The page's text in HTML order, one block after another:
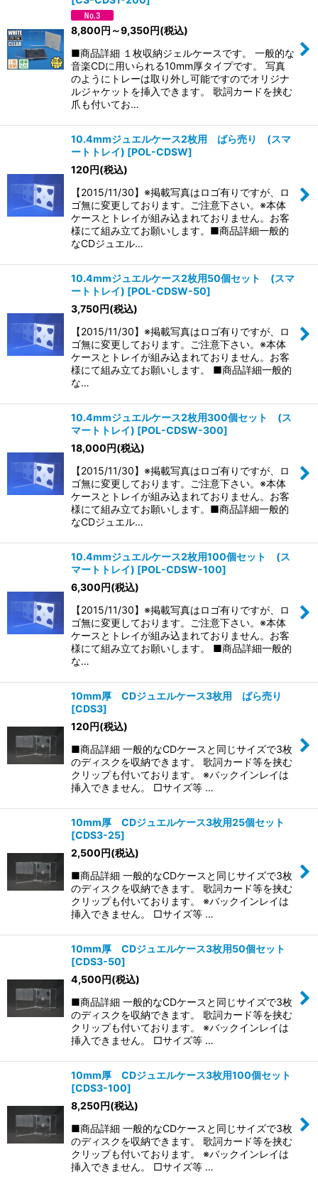
8,800 円 ～9,350 円(税込)
■商品詳細 １枚収納ジェルケースです。 一般的な
音楽CDに用いられる10mm厚タイプです。 写真
のようにトレーは取り外し可能ですのでオリジナ
ルジャケットを挿入できます。 歌詞カードを挟む
爪も付いてお…
10.4mmジュエルケース2枚用 ばら売り (スマ
ートトレイ) [POL-CDSW]
120 円(税込)
【2015/11/30】※掲載写真はロゴ有りですが、ロ
ゴ無に変更しております。ご注意下さい。※本体
ケースとトレイが組み込まれておりません。お客
様にて組み立てお願いします。■商品詳細一般的
なCDジュエル…
10.4mmジュエルケース2枚用50個セット (スマ
ートトレイ) [POL-CDSW-50]
3,750 円(税込)
【2015/11/30】※掲載写真はロゴ有りですが、ロ
ゴ無に変更しております。ご注意下さい。※本体
ケースとトレイが組み込まれておりません。お客
様にて組み立てお願いします。 ■商品詳細一般的
な…
10.4mmジュエルケース2枚用300個セット (ス
マートトレイ) [POL-CDSW-300]
18,000 円(税込)
【2015/11/30】※掲載写真はロゴ有りですが、ロ
ゴ無に変更しております。ご注意下さい。※本体
ケースとトレイが組み込まれておりません。お客
様にて組み立てお願いします。■商品詳細一般的
なCDジュエル…
10.4mmジュエルケース2枚用100個セット (ス
マートトレイ) [POL-CDSW-100]
6,300 円(税込)
【2015/11/30】※掲載写真はロゴ有りですが、ロ
ゴ無に変更しております。ご注意下さい。※本体
ケースとトレイが組み込まれておりません。お客
様にて組み立てお願いします。 ■商品詳細一般的
な…
10mm厚 CDジュエルケース3枚用 ばら売り
[CDS3]
120 円(税込)
■商品詳細 一般的なCDケースと同じサイズで3枚
のディスクを収納できます。 歌詞カード等を挟む
クリップも付いております。 ※バックインレイは
挿入できません。 □サイズ等 …
10mm厚 CDジュエルケース3枚用25個セット
[CDS3-25]
2,500 円(税込)
■商品詳細 一般的なCDケースと同じサイズで3枚
のディスクを収納できます。 歌詞カード等を挟む
クリップも付いております。 ※バックインレイは
挿入できません。 □サイズ等 …
10mm厚 CDジュエルケース3枚用50個セット
[CDS3-50]
4,500 円(税込)
■商品詳細 一般的なCDケースと同じサイズで3枚
のディスクを収納できます。 歌詞カード等を挟む
クリップも付いております。 ※バックインレイは
挿入できません。 □サイズ等 …
10mm厚 CDジュエルケース3枚用100個セット
[CDS3-100]
8,250 円(税込)
■商品詳細 一般的なCDケースと同じサイズで3枚
のディスクを収納できます。 歌詞カード等を挟む
クリップも付いております。 ※バックインレイは
挿入できません。 □サイズ等 …